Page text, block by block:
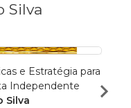
Silva
e Estratégia para
Independente
Silva
R$